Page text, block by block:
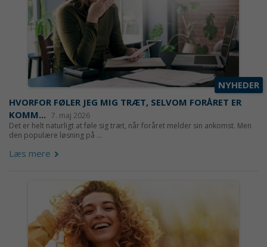
NYHEDER
HVORFOR FØLER JEG MIG TRÆT, SELVOM FORÅRET ER
KOMM... 7. maj 2026
Det er helt naturligt at føle sig træt, når foråret melder sin ankomst. Men
den populære løsning på ...
Læs mere